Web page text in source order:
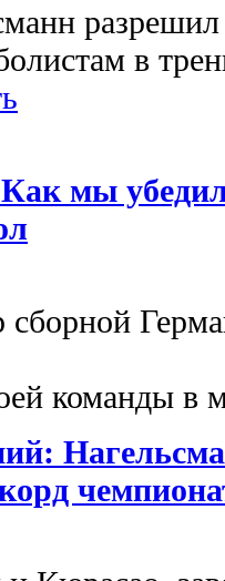
в
мы
сборной
команды в